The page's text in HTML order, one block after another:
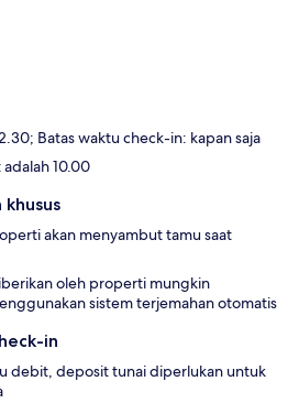
Batas waktu check-in: kapan saja
10.00
akan menyambut tamu saat
oleh properti mungkin
sistem terjemahan otomatis
in
debit, deposit tunai diperlukan untuk